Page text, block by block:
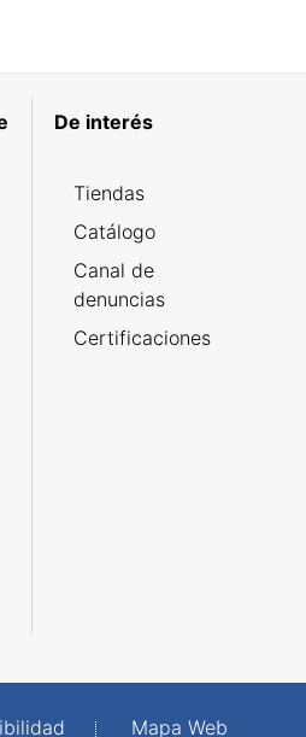
De interés
Tiendas
Catálogo
Canal de
denuncias
Certificaciones
Mapa Web